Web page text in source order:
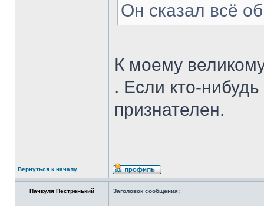
Он сказал всё
К моему
. Если кто-
признателен.
Вернуться к началу
Пачкуля Пестренький Заголовок сообщения: